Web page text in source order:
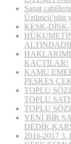
Sanat
Üzümcü’nün
KESK-
KAÇTILAR!
KAMU
PEŞKEŞ
TOPLU
TOPLU
TOPLU
YENİ BİR
2016-2017